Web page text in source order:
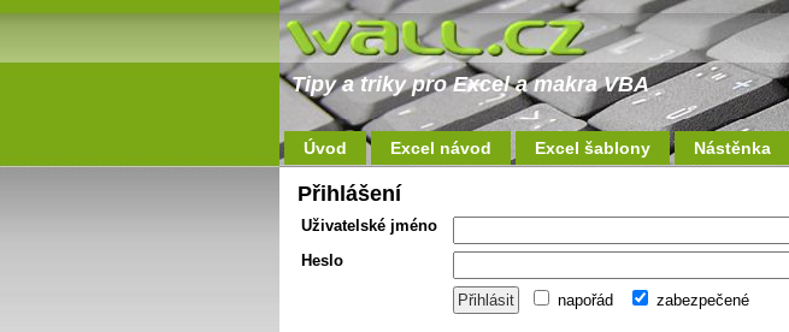
Tipy a triky pro Excel a makra VBA
Úvod Excel návod Excel šablony Nástěnka
Přihlášení
Uživatelské jméno
Heslo
napořád zabezpečené